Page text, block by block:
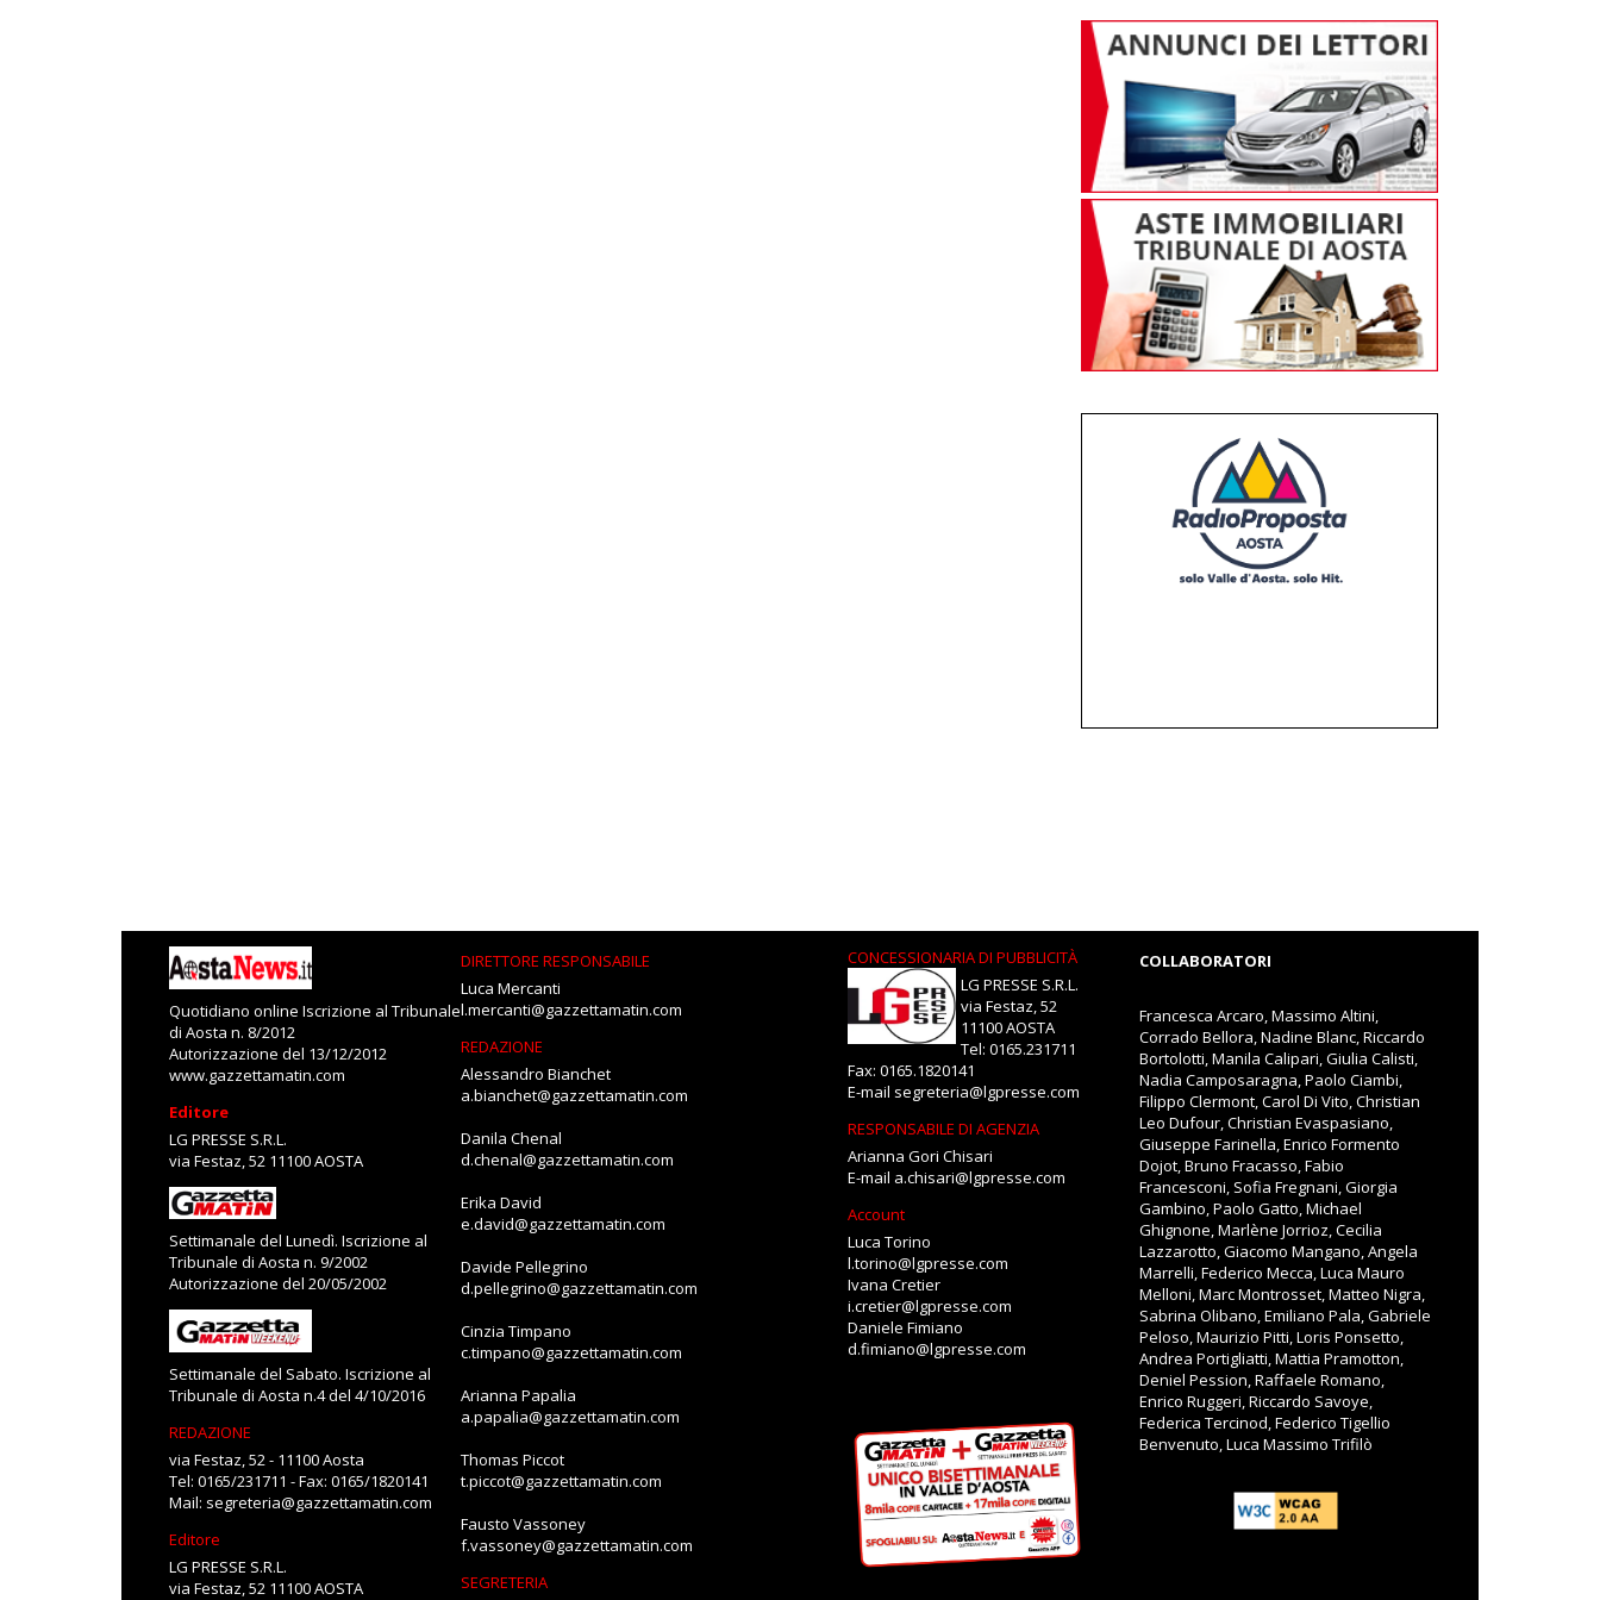
Quotidiano online Iscrizione al Tribunale
di Aosta n. 8/2012
Autorizzazione del 13/12/2012
www.gazzettamatin.com
Editore
LG PRESSE S.R.L.
via Festaz, 52 11100 AOSTA
Settimanale del Lunedì. Iscrizione al
Tribunale di Aosta n. 9/2002
Autorizzazione del 20/05/2002
Settimanale del Sabato. Iscrizione al
Tribunale di Aosta n.4 del 4/10/2016
REDAZIONE
via Festaz, 52 - 11100 Aosta
Tel: 0165/231711 - Fax: 0165/1820141
Mail: segreteria@gazzettamatin.com
Editore
LG PRESSE S.R.L.
via Festaz, 52 11100 AOSTA
DIRETTORE RESPONSABILE
Luca Mercanti
l.mercanti@gazzettamatin.com
REDAZIONE
Alessandro Bianchet
a.bianchet@gazzettamatin.com
Danila Chenal
d.chenal@gazzettamatin.com
Erika David
e.david@gazzettamatin.com
Davide Pellegrino
d.pellegrino@gazzettamatin.com
Cinzia Timpano
c.timpano@gazzettamatin.com
Arianna Papalia
a.papalia@gazzettamatin.com
Thomas Piccot
t.piccot@gazzettamatin.com
Fausto Vassoney
f.vassoney@gazzettamatin.com
SEGRETERIA
CONCESSIONARIA DI PUBBLICITÀ
LG PRESSE S.R.L.
via Festaz, 52
11100 AOSTA
Tel: 0165.231711
Fax: 0165.1820141
E-mail segreteria@lgpresse.com
RESPONSABILE DI AGENZIA
Arianna Gori Chisari
E-mail a.chisari@lgpresse.com
Account
Luca Torino
l.torino@lgpresse.com
Ivana Cretier
i.cretier@lgpresse.com
Daniele Fimiano
d.fimiano@lgpresse.com
COLLABORATORI
Francesca Arcaro, Massimo Altini,
Corrado Bellora, Nadine Blanc, Riccardo
Bortolotti, Manila Calipari, Giulia Calisti,
Nadia Camposaragna, Paolo Ciambi,
Filippo Clermont, Carol Di Vito, Christian
Leo Dufour, Christian Evaspasiano,
Giuseppe Farinella, Enrico Formento
Dojot, Bruno Fracasso, Fabio
Francesconi, Sofia Fregnani, Giorgia
Gambino, Paolo Gatto, Michael
Ghignone, Marlène Jorrioz, Cecilia
Lazzarotto, Giacomo Mangano, Angela
Marrelli, Federico Mecca, Luca Mauro
Melloni, Marc Montrosset, Matteo Nigra,
Sabrina Olibano, Emiliano Pala, Gabriele
Peloso, Maurizio Pitti, Loris Ponsetto,
Andrea Portigliatti, Mattia Pramotton,
Deniel Pession, Raffaele Romano,
Enrico Ruggeri, Riccardo Savoye,
Federica Tercinod, Federico Tigellio
Benvenuto, Luca Massimo Trifilò